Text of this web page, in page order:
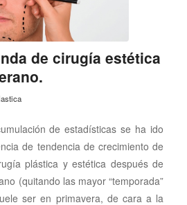
de cirugía estética
de estadísticas se ha ido
de tendencia de crecimiento de
plástica y estética después de
(quitando las mayor “temporada”
ser en primavera, de cara a la